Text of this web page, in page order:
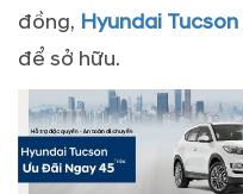
đồng, Hyundai Tucson
để sở hữu.